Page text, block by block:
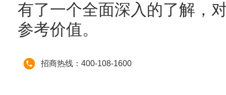
有了一个全面深入的了解，
参考价值。
招商热线：400-108-1600